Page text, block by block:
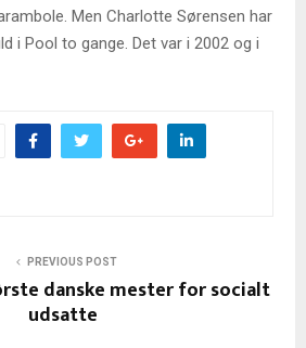
Men Charlotte Sørensen har
i Pool to gange. Det var i 2002 og i
PREVIOUS POST
danske mester for socialt
udsatte